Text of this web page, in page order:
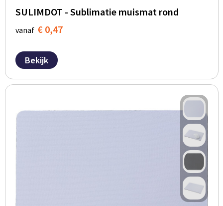
SULIMDOT - Sublimatie muismat rond
vanaf € 0,47
Bekijk